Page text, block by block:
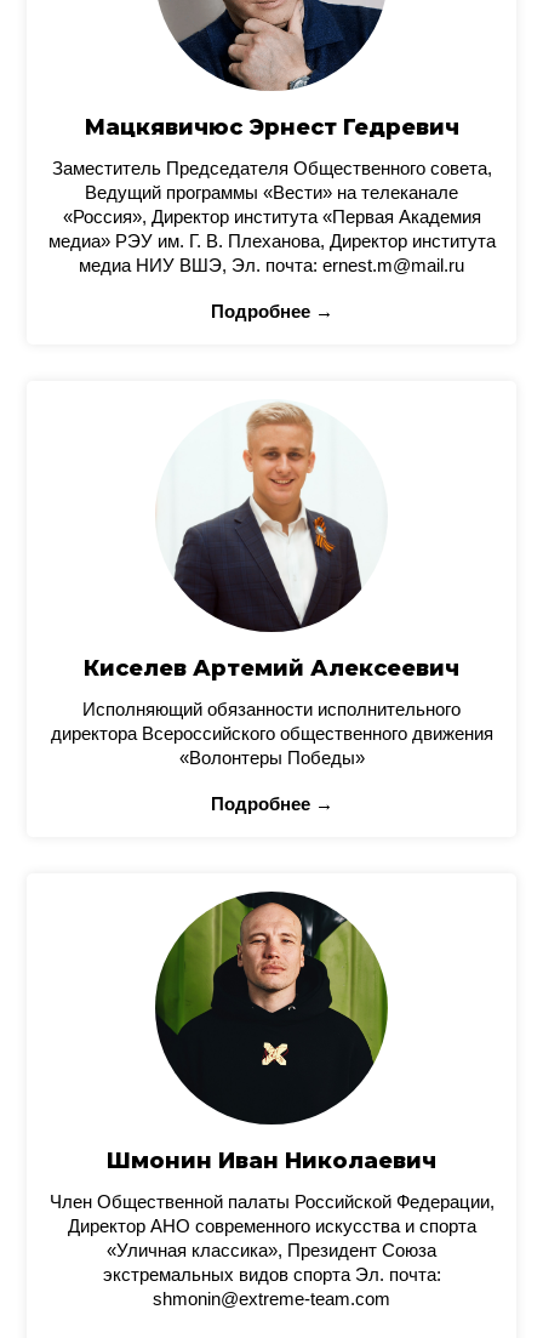
Мацкявичюс Эрнест Гедревич
Заместитель Председателя Общественного совета,
Ведущий программы «Вести» на телеканале
«Россия», Директор института «Первая Академия
медиа» РЭУ им. Г. В. Плеханова, Директор института
медиа НИУ ВШЭ, Эл. почта: ernest.m@mail.ru
Подробнее →
Киселев Артемий Алексеевич
Исполняющий обязанности исполнительного
директора Всероссийского общественного движения
«Волонтеры Победы»
Подробнее →
Шмонин Иван Николаевич
Член Общественной палаты Российской Федерации,
Директор АНО современного искусства и спорта
«Уличная классика», Президент Союза
экстремальных видов спорта Эл. почта:
shmonin@extreme-team.com